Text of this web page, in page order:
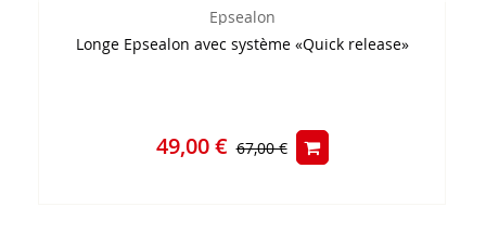
Epsealon
Longe Epsealon avec système «Quick release»
49,00 € 67,00 €